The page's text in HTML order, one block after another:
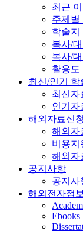
최근
주제별
학술지
복사/
복사/
활용도
최신/인기 학
최신자
인기자
해외자료신
해외자
비용지
해외자
공지사항
공지사
해외전자정
Ebooks